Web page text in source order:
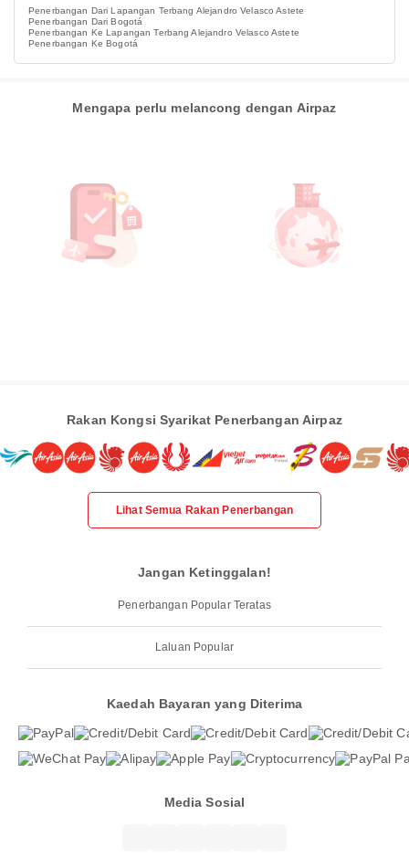
Penerbangan Dari Lapangan Terbang Alejandro Velasco Astete
Penerbangan Dari Bogotá
Penerbangan Ke Lapangan Terbang Alejandro Velasco Astete
Penerbangan Ke Bogotá
Mengapa perlu melancong dengan Airpaz
Rakan Kongsi Syarikat Penerbangan Airpaz
Lihat Semua Rakan Penerbangan
Jangan Ketinggalan!
Penerbangan Popular Teratas
Laluan Popular
Kaedah Bayaran yang Diterima
Media Sosial